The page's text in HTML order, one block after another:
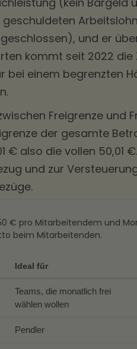
und er
kommt seit 2022 die
bei einem begrenzten
Freigrenze und
der gesamte
€ also die vollen 50,01
und zur
.
€ pro Mitarbeitendem und
beim Mitarbeitenden.
Ideal für
Teams, die monatlich frei
wählen wollen
Pendler